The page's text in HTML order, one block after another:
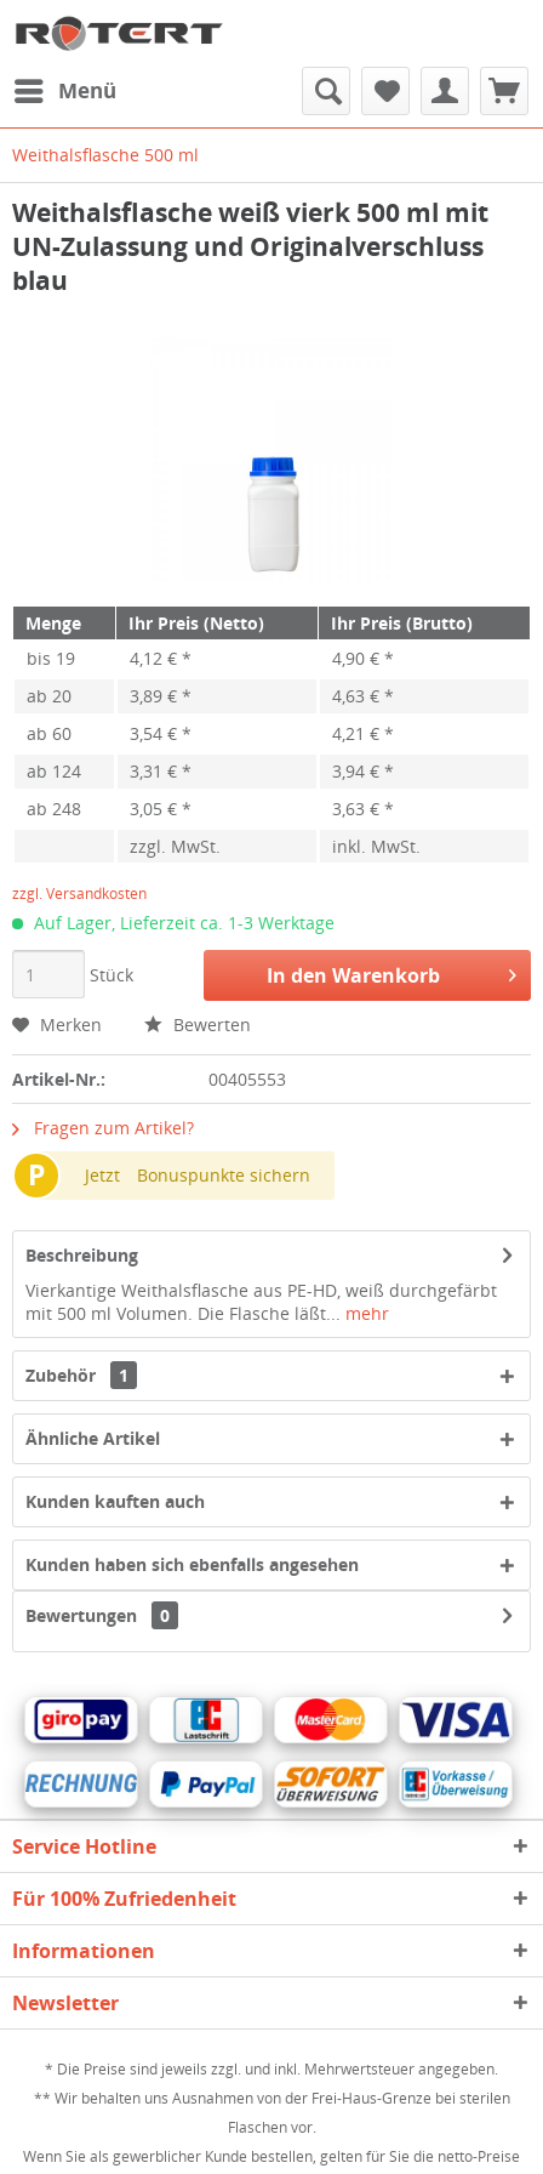
Menü
Weithalsflasche 500 ml
Weithalsflasche weiß vierk 500 ml mit
UN-Zulassung und Originalverschluss
blau
Menge Ihr Preis (Netto)
Ihr Preis (Brutto)
bis 19 4,12 € *
4,90 € *
ab 20 3,89 € *
4,63 € *
ab 60 3,54 € *
4,21 € *
ab 124 3,31 € *
3,94 € *
ab 248 3,05 € *
3,63 € *
zzgl. MwSt.
inkl. MwSt.
zzgl. Versandkosten
Auf Lager, Lieferzeit ca. 1-3 Werktage
Stück In den Warenkorb
Merken Bewerten
Artikel-Nr.: 00405553
Fragen zum Artikel?
P Jetzt Bonuspunkte sichern
Beschreibung
Vierkantige Weithalsflasche aus PE-HD, weiß durchgefärbt
mit 500 ml Volumen. Die Flasche läßt... mehr
Zubehör 1
Ähnliche Artikel
Kunden kauften auch
Kunden haben sich ebenfalls angesehen
Bewertungen 0
Service Hotline
Für 100% Zufriedenheit
Informationen
Newsletter
* Die Preise sind jeweils zzgl. und inkl. Mehrwertsteuer angegeben.
** Wir behalten uns Ausnahmen von der Frei-Haus-Grenze bei sterilen
Flaschen vor.
Wenn Sie als gewerblicher Kunde bestellen, gelten für Sie die netto-Preise